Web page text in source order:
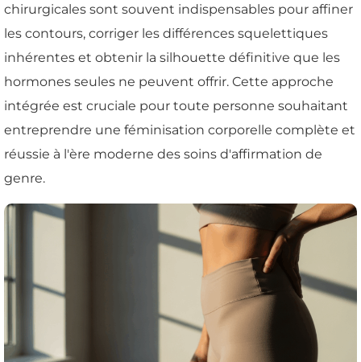
chirurgicales sont souvent indispensables pour affiner
les contours, corriger les différences squelettiques
inhérentes et obtenir la silhouette définitive que les
hormones seules ne peuvent offrir. Cette approche
intégrée est cruciale pour toute personne souhaitant
entreprendre une féminisation corporelle complète et
réussie à l'ère moderne des soins d'affirmation de
genre.